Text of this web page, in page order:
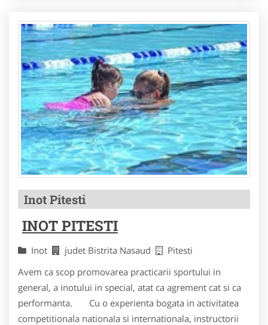
Inot Pitesti
INOT PITESTI
Inot judet Bistrita Nasaud
Pitesti
Avem ca scop promovarea practicarii sportului in
general, a inotului in special, atat ca agrement cat si ca
performanta. Cu o experienta bogata in activitatea
competitionala nationala si internationala, instructorii